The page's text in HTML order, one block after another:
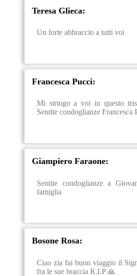
Teresa Glieca:
Un forte abbraccio a tutti voi
Francesca Pucci:
Mi stringo a voi in questo
Sentite condoglianze Francesca
Giampiero Faraone:
Sentite condoglianze a
famiglia
Bosone Rosa:
Ciao zia fai buon viaggio il
fra le sue braccia R.I.P 🙏